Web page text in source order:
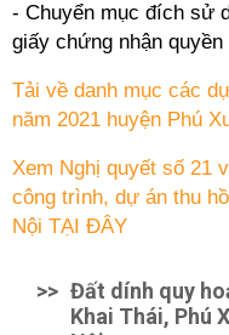
- Chuyển mục đích sử
giấy chứng nhận
Tải về danh mục các
năm 2021 huyện Phú
Xem Nghị quyết số 21
công trình, dự án thu
Nội TẠI ĐÂY
>> Đất dính quy
Khai Thái, Phú